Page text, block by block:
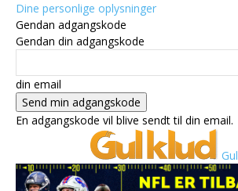
Dine personlige oplysninger
Gendan adgangskode
Gendan din adgangskode
din email
En adgangskode vil blive sendt til din email.